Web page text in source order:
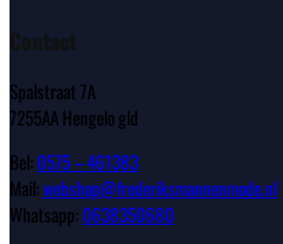
Contact
Spalstraat 7A
7255AA Hengelo gld
Bel:0575 – 461383
Mail:webshop@frederiksmannenmode.nl
Whatsapp:0638350680